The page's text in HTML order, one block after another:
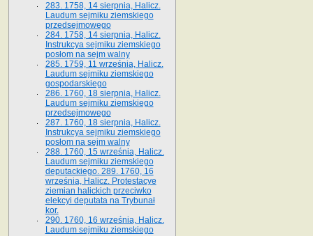
283. 1758, 14 sierpnia, Halicz.
Laudum sejmiku ziemskiego
przedsejmowego
284. 1758, 14 sierpnia, Halicz.
Instrukcya sejmiku ziemskiego
posłom na sejm walny
285. 1759, 11 września, Halicz.
Laudum sejmiku ziemskiego
gospodarskiego
286. 1760, 18 sierpnia, Halicz.
Laudum sejmiku ziemskiego
przedsejmowego
287. 1760, 18 sierpnia, Halicz.
Instrukcya sejmiku ziemskiego
posłom na sejm walny
288. 1760, 15 września, Halicz.
Laudum sejmiku ziemskiego
deputackiego. 289. 1760, 16
września, Halicz. Protestacye
ziemian halickich przeciwko
elekcyi deputata na Trybunał
kor.
290. 1760, 16 września, Halicz.
Laudum sejmiku ziemskiego